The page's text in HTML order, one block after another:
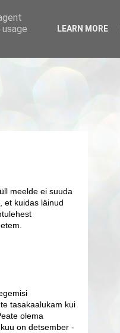
meelde ei suuda
et kuidas läinud
tasakaalukam kui
olema
on detsember -
LEARN MORE